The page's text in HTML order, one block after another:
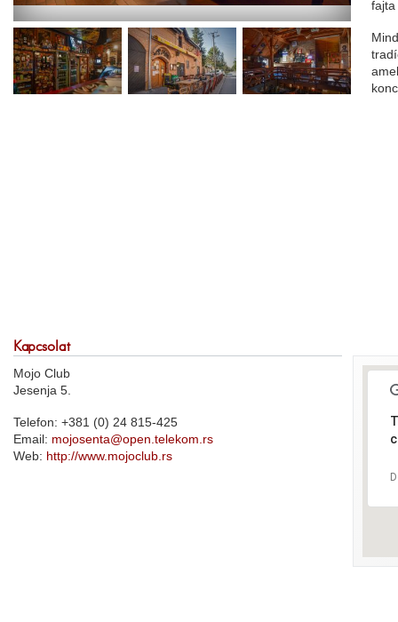
fajta
Kapcsolat
Mojo Club
Jesenja 5.
Telefon: +381 (0) 24 815-425
Email: mojosenta@open.telekom.rs
Web: http://www.mojoclub.rs